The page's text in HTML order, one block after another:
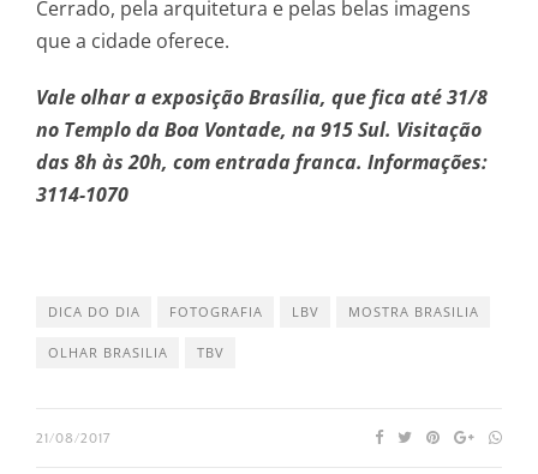
Cerrado, pela arquitetura e pelas belas imagens
que a cidade oferece.
Vale olhar a exposição Brasília, que fica até 31/8
no Templo da Boa Vontade, na 915 Sul. Visitação
das 8h às 20h, com entrada franca. Informações:
3114-1070
DICA DO DIA FOTOGRAFIA LBV MOSTRA BRASILIA
OLHAR BRASILIA TBV
21/08/2017